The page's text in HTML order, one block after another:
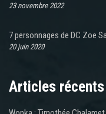
23 novembre 2022
7 personnages de DC Zoe
20 juin 2020
Articles récents